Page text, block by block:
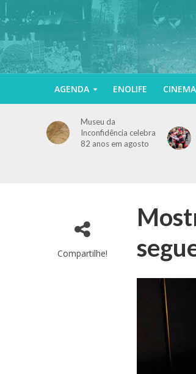
AGENDA ENOLIFE CINEMA
Museu da
Inconfidência celebra
82 anos em agosto
Compartilhe!